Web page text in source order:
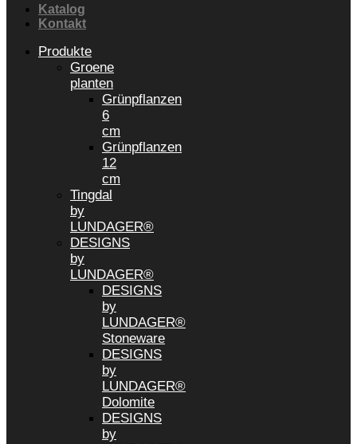
Katalog
Kontakt
Produkte
Groene
planten
Grünpflanzen
6
cm
Grünpflanzen
12
cm
Tingdal
by
LUNDAGER®
DESIGNS
by
LUNDAGER®
DESIGNS
by
LUNDAGER®
Stoneware
DESIGNS
by
LUNDAGER®
Dolomite
DESIGNS
by